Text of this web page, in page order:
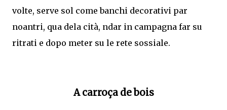
volte, serve sol come banchi decorativi par
noantri, qua dela cità, ndar in campagna far su
ritrati e dopo meter su le rete sossiale.
A carroça de bois